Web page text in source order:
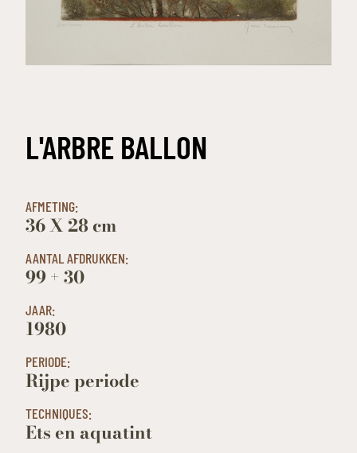
L'ARBRE BALLON
AFMETING:
36 X 28 cm
AANTAL AFDRUKKEN:
99 + 30
JAAR:
1980
PERIODE:
Rijpe periode
TECHNIQUES:
Ets en aquatint